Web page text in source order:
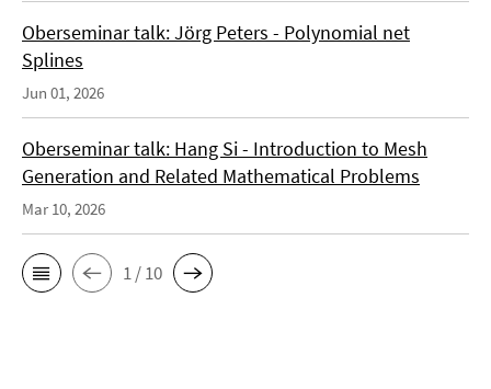
Oberseminar talk: Jörg Peters - Polynomial net
Splines
Jun 01, 2026
Oberseminar talk: Hang Si - Introduction to Mesh
Generation and Related Mathematical Problems
Mar 10, 2026
1 / 10